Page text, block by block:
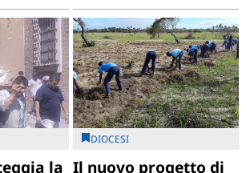
la
DIOCESI
Il nuovo progetto di